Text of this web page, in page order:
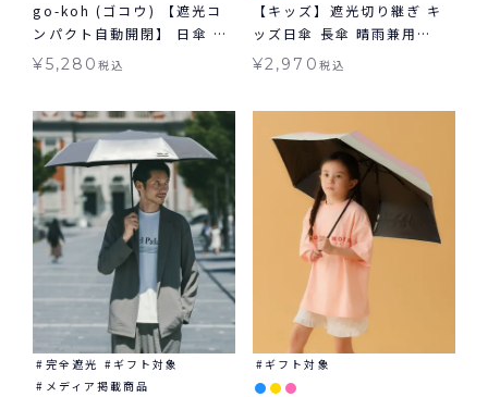
go-koh (ゴコウ) 【遮光コ
ンパクト自動開閉】 日傘 折
りたたみ 晴雨兼用 ギフト対
¥5,280税込
【キッズ】遮光切り継ぎ キ
ッズ日傘 長傘 晴雨兼用
Wpc. KIDS 子ども用
¥2,970 税込
完全遮光
ギフト対象
メディア掲載商品
ギフト対象